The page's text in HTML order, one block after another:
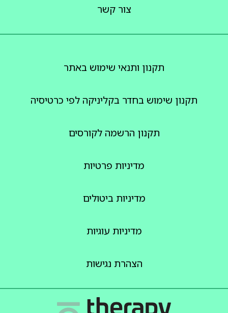
תקנון ותנאי שימוש באתר
תקנון שימוש בחדר בקליניקה לפי כרטיסיה
תקנון הרשמה לקורסים
מדיניות פרטיות
מדיניות ביטולים
מדיניות עוגיות
הצהרת נגישות
צור קשר